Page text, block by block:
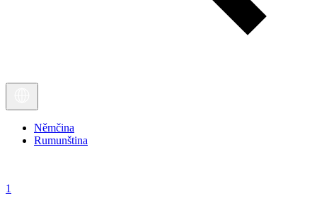
Němčina
Rumunština
1